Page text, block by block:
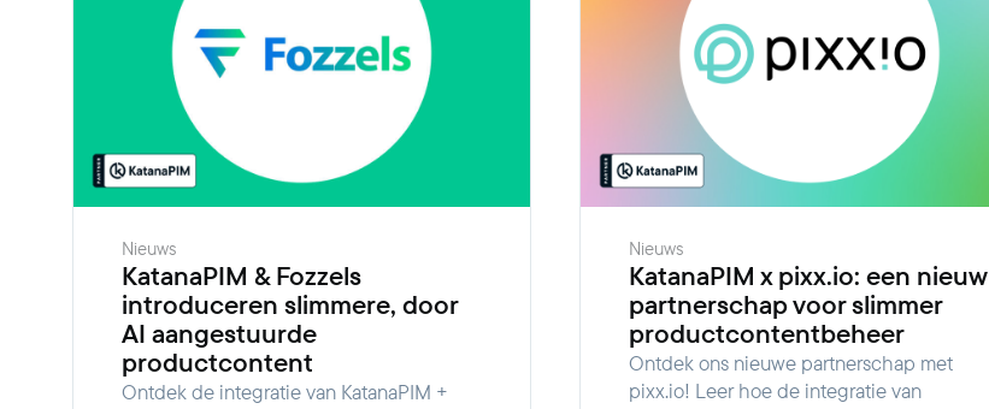
Nieuws
KatanaPIM & Fozzels
introduceren slimmere, door
AI aangestuurde
productcontent
Ontdek de integratie van KatanaPIM +
Nieuws
KatanaPIM x pixx.io: een nieuw
partnerschap voor slimmer
productcontentbeheer
Ontdek ons nieuwe partnerschap met
pixx.io! Leer hoe de integratie van